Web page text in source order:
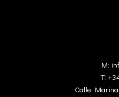
M:
T:
Calle